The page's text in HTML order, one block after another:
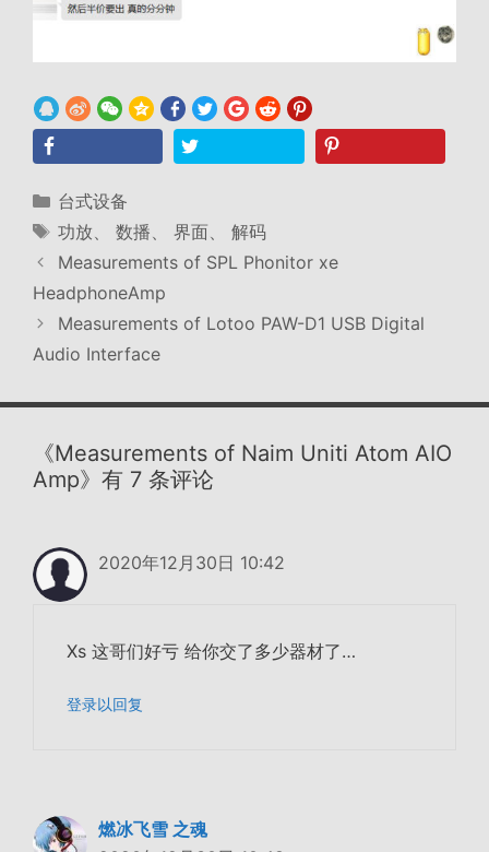
分
类
台式设备
标
签
功放 数播 界面
解码
Measurements of SPL Phonitor xe
HeadphoneAmp
Measurements of Lotoo PAW-D1 USB Digital
Audio Interface
《Measurements of Naim Uniti Atom AIO
Amp》有 7 条评论
2020年12月30日 10:42
Xs 这哥们好亏 给你交了多少器材了…
登录以回复
燃冰飞雪 之魂